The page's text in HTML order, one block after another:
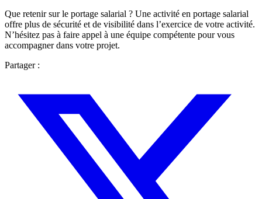
Que retenir sur le portage salarial ? Une activité en portage salarial
offre plus de sécurité et de visibilité dans l’exercice de votre activité.
N’hésitez pas à faire appel à une équipe compétente pour vous
accompagner dans votre projet.
Partager :